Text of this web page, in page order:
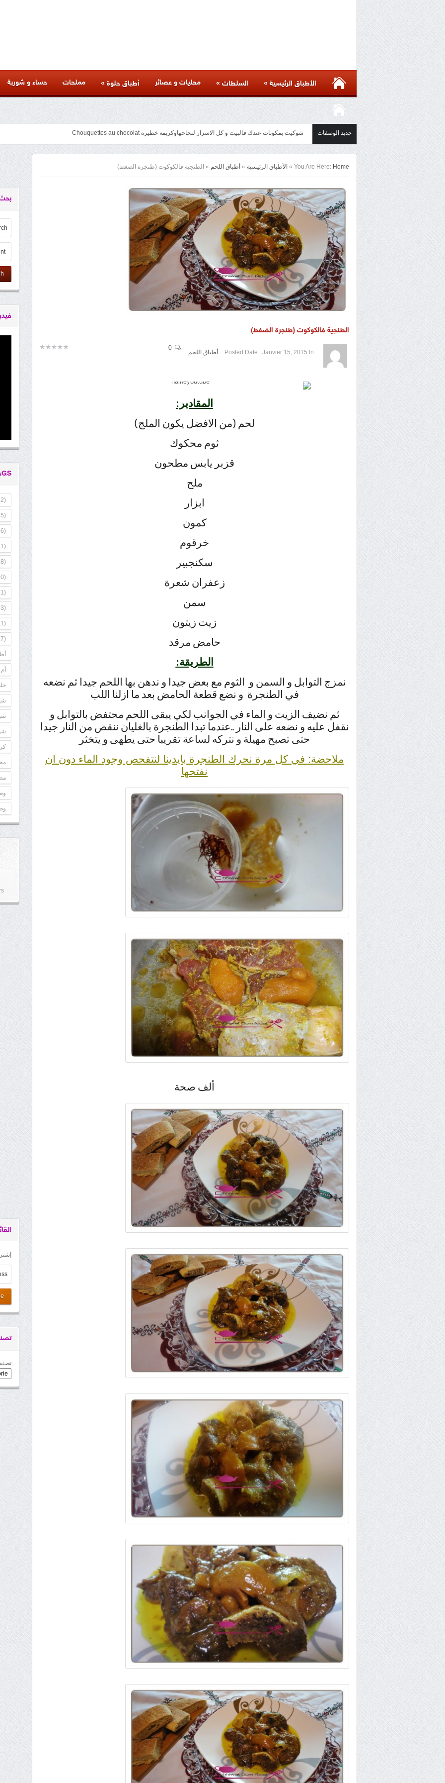
الأطباق الرئيسية » السلطات » محليات و عصائر أطباق حلوة » مملحات حساء و شوربة
جديد الوصفات شوكيت بمكونات عندك فالبيت و كل الاسرار لنجاحهاوكريمة خطيرة Chouquettes au chocolat
مائدة أسيوية بأكثر من ست وصفات متنوعة لذيذة بأسرار المطاعم وكل المراحل والنصائح والمكونات الخاصة بها
You Are Here: Home
» الأطباق الرئيسية » أطباق اللحم » الطنجية فالكوكوت (طنجرة الضغط)
الطنجية فالكوكوت (طنجرة الضغط)
Posted Date : Janvier 15, 2015 In أطباق اللحم
0
المقادير:
لحم (من الافضل يكون الملج)
ثوم محكوك
قزبر يابس مطحون
ملح
ابزار
كمون
خرقوم
سكنجبير
زعفران شعرة
سمن
زيت زيتون
حامض مرقد
الطريقة:
نمزج التوابل و السمن و الثوم مع بعض جيدا و ندهن بها اللحم جيدا ثم نضعه
في الطنجرة و نضع قطعة الحامض بعد ما ازلنا اللب
ثم نضيف الزيت و الماء في الجوانب لكي يبقى اللحم محتفض بالتوابل و
نقفل عليه و نضعه على النار ..عندما تبدا الطنجرة بالغليان ننقص من النار جيدا
حتى تصبح مهيلة و نتركه لساعة تقريبا حتى يطهى و يتخثر
ملاحضة: في كل مرة نحرك الطنجرة بايدينا لنتفحص وجود الماء دون ان
نفتحها
ألف صحة